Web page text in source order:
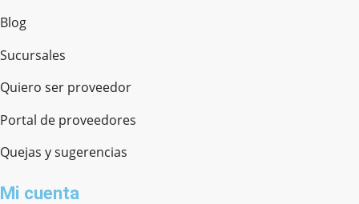
Blog
Sucursales
Quiero ser proveedor
Portal de proveedores
Quejas y sugerencias
Mi cuenta